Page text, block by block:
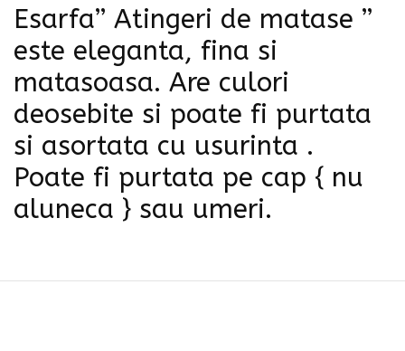
Esarfa” Atingeri de matase ”
este eleganta, fina si
matasoasa. Are culori
deosebite si poate fi purtata
si asortata cu usurinta .
Poate fi purtata pe cap { nu
aluneca } sau umeri.